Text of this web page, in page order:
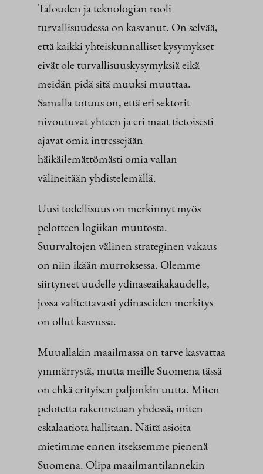
Talouden ja teknologian rooli
turvallisuudessa on kasvanut. On selvää,
että kaikki yhteiskunnalliset kysymykset
eivät ole turvallisuuskysymyksiä eikä
meidän pidä sitä muuksi muuttaa.
Samalla totuus on, että eri sektorit
nivoutuvat yhteen ja eri maat tietoisesti
ajavat omia intressejään
häikäilemättömästi omia vallan
välineitään yhdistelemällä.
Uusi todellisuus on merkinnyt myös
pelotteen logiikan muutosta.
Suurvaltojen välinen strateginen vakaus
on niin ikään murroksessa. Olemme
siirtyneet uudelle ydinaseaikakaudelle,
jossa valitettavasti ydinaseiden merkitys
on ollut kasvussa.
Muuallakin maailmassa on tarve kasvattaa
ymmärrystä, mutta meille Suomena tässä
on ehkä erityisen paljonkin uutta. Miten
pelotetta rakennetaan yhdessä, miten
eskalaatiota hallitaan. Näitä asioita
mietimme ennen itseksemme pienenä
Suomena. Olipa maailmantilannekin